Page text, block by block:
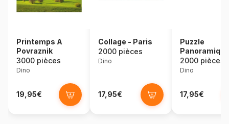
Printemps A
Povraznik
3000 pièces
Dino
19,95€
Collage - Paris
2000 pièces
Dino
17,95€
Puzzle
Golfe de
2000 pièces
Dino
17,95€